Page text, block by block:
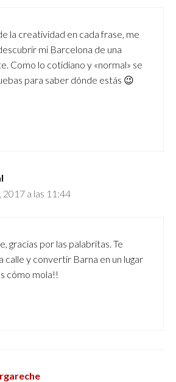
la creatividad en cada frase, me
mi Barcelona de una
Como lo cotidiano y «normal» se
para saber dónde estás 😉
2017 a las 11:44
gracias por las palabritas. Te
calle y convertir Barna en un lugar
cómo mola!!